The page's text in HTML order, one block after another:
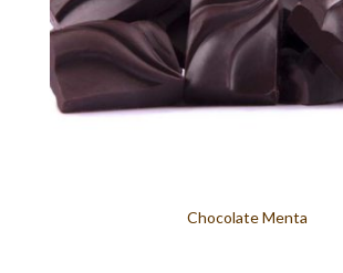
Chocolate Menta